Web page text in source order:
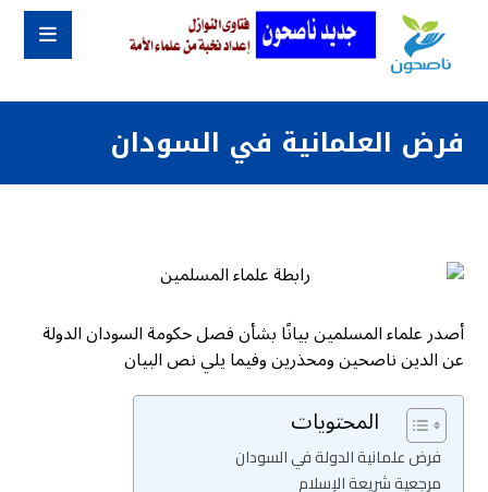
فرض العلمانية في السودان
أصدر علماء المسلمين بيانًا بشأن فصل حكومة السودان الدولة
عن الدين ناصحين ومحذرين وفيما يلي نص البيان
المحتويات
فرض علمانية الدولة في السودان
مرجعية شريعة الإسلام